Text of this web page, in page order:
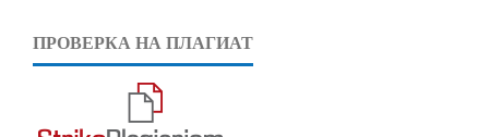
ПРОВЕРКА НА ПЛАГИАТ